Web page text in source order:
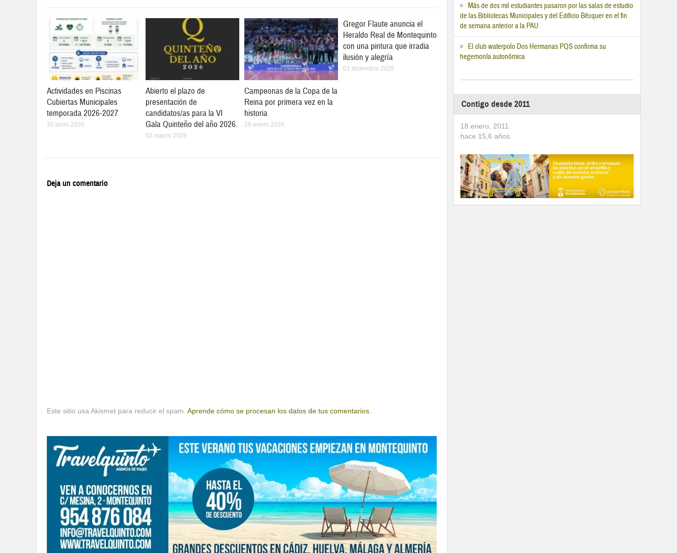
Actividades en Piscinas
Cubiertas Municipales
temporada 2026-2027
30 junio 2026
Abierto el plazo de
presentación de
candidatos/as para la VI
Gala Quinteño del año 2026.
02 marzo 2026
Campeonas de la Copa de la
Reina por primera vez en la
historia
26 enero 2026
Gregor Flaute anuncia el
Heraldo Real de Montequinto
con una pintura que irradia
ilusión y alegría
01 diciembre 2025
Deja un comentario
Este sitio usa Akismet para reducir el spam. Aprende cómo se procesan los datos de tus comentarios.
Más de dos mil estudiantes pasaron por las salas de estudio
de las Bibliotecas Municipales y del Edificio Bécquer en el fin
de semana anterior a la PAU
El club waterpolo Dos Hermanas PQS confirma su
hegemonía autonómica
Contigo desde 2011
18 enero, 2011
hace 15,6 años.